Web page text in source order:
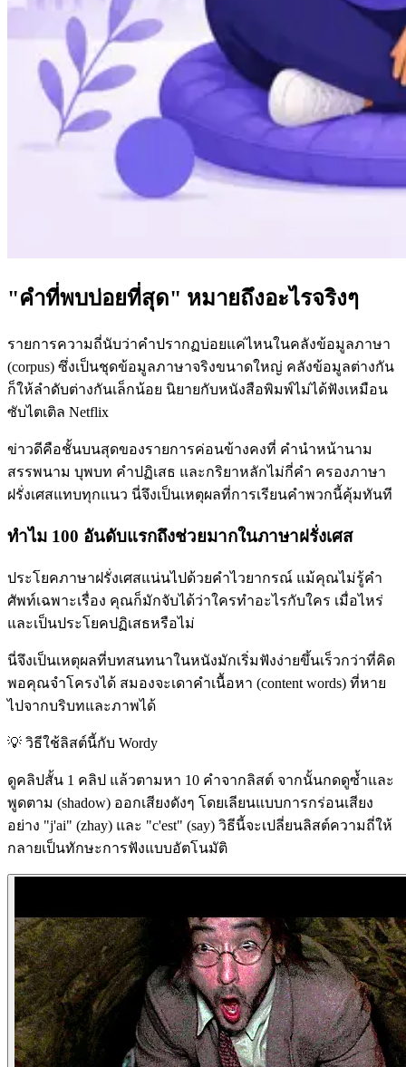
"คำที่พบบ่อยที่สุด" หมายถึงอะไรจริงๆ
รายการความถี่นับว่าคำปรากฏบ่อยแค่ไหนในคลังข้อมูลภาษา
(corpus) ซึ่งเป็นชุดข้อมูลภาษาจริงขนาดใหญ่ คลังข้อมูลต่างกัน
ก็ให้ลำดับต่างกันเล็กน้อย นิยายกับหนังสือพิมพ์ไม่ได้ฟังเหมือน
ซับไตเติล Netflix
ข่าวดีคือชั้นบนสุดของรายการค่อนข้างคงที่ คำนำหน้านาม
สรรพนาม บุพบท คำปฏิเสธ และกริยาหลักไม่กี่คำ ครองภาษา
ฝรั่งเศสแทบทุกแนว นี่จึงเป็นเหตุผลที่การเรียนคำพวกนี้คุ้มทันที
ทำไม 100 อันดับแรกถึงช่วยมากในภาษาฝรั่งเศส
ประโยคภาษาฝรั่งเศสแน่นไปด้วยคำไวยากรณ์ แม้คุณไม่รู้คำ
ศัพท์เฉพาะเรื่อง คุณก็มักจับได้ว่าใครทำอะไรกับใคร เมื่อไหร่
และเป็นประโยคปฏิเสธหรือไม่
นี่จึงเป็นเหตุผลที่บทสนทนาในหนังมักเริ่มฟังง่ายขึ้นเร็วกว่าที่คิด
พอคุณจำโครงได้ สมองจะเดาคำเนื้อหา (content words) ที่หาย
ไปจากบริบทและภาพได้
💡 วิธีใช้ลิสต์นี้กับ Wordy
ดูคลิปสั้น 1 คลิป แล้วตามหา 10 คำจากลิสต์ จากนั้นกดดูซ้ำและ
พูดตาม (shadow) ออกเสียงดังๆ โดยเลียนแบบการกร่อนเสียง
อย่าง "j'ai" (zhay) และ "c'est" (say) วิธีนี้จะเปลี่ยนลิสต์ความถี่ให้
กลายเป็นทักษะการฟังแบบอัตโนมัติ